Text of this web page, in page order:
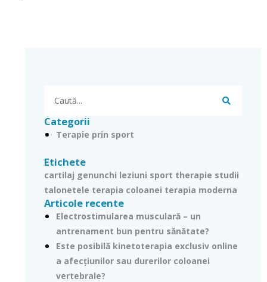
Categorii
Terapie prin sport
Etichete
cartilaj genunchi leziuni sport therapie studii
talonetele terapia coloanei terapia moderna
Articole recente
Electrostimularea musculară – un
antrenament bun pentru sănătate?
Este posibilă kinetoterapia exclusiv online
a afecțiunilor sau durerilor coloanei
vertebrale?